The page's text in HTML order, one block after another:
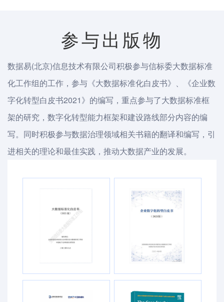
参与出版物
数据易(北京)信息技术有限公司积极参与信标委大数据标准
化工作组的工作，参与《大数据标准化白皮书》、《企业数
字化转型白皮书2021》的编写，重点参与了大数据标准框
架的研究，数字化转型能力框架和建设路线部分内容的编
写。同时积极参与数据治理领域相关书籍的翻译和编写，引
进相关的理论和最佳实践，推动大数据产业的发展。